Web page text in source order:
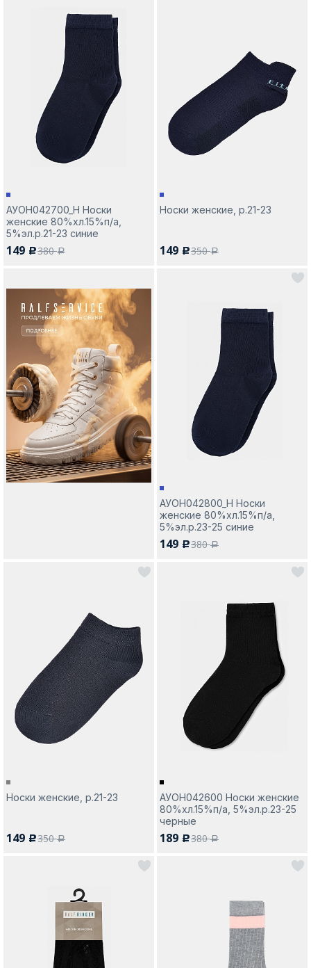
АУОН042700_Н Носки
женские 80%хл.15%п/а,
5%эл.р.21-23 синие
149 c380a
Носки женские, р.21-23
149 c350a
АУОН042800_Н Носки
женские 80%хл.15%п/а,
5%эл.р.23-25 синие
149 c380a
Носки женские, р.21-23
149 c350a
АУОН042600 Носки женские
80%хл.15%п/а, 5%эл.р.23-25
черные
189 c380a